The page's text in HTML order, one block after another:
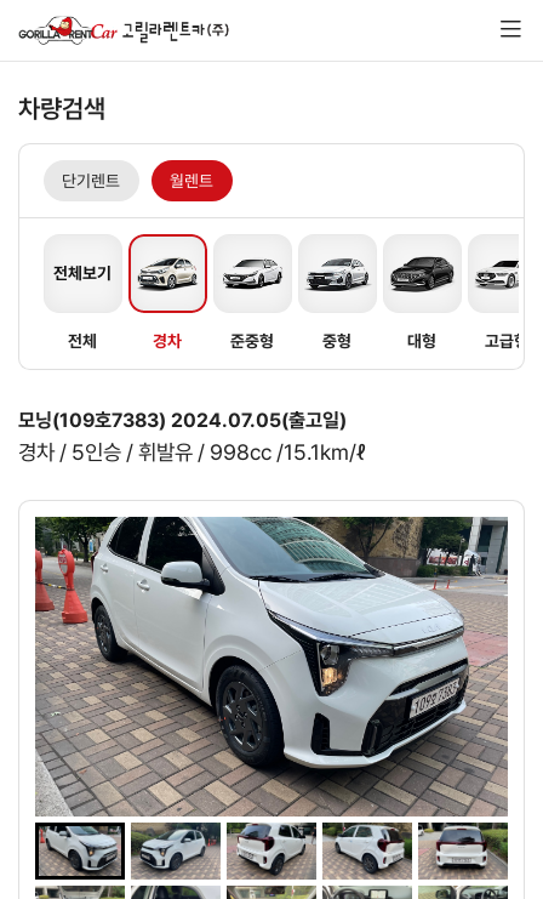
차량검색
단기렌트 월렌트
전체보기
전체 경차 준중형 중형 대형 고급형
모닝(109호7383) 2024.07.05(출고일)
경차 / 5인승 / 휘발유 / 998cc /15.1km/ℓ